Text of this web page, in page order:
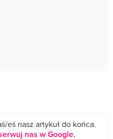
eś nasz artykuł do końca.
nas w Google.